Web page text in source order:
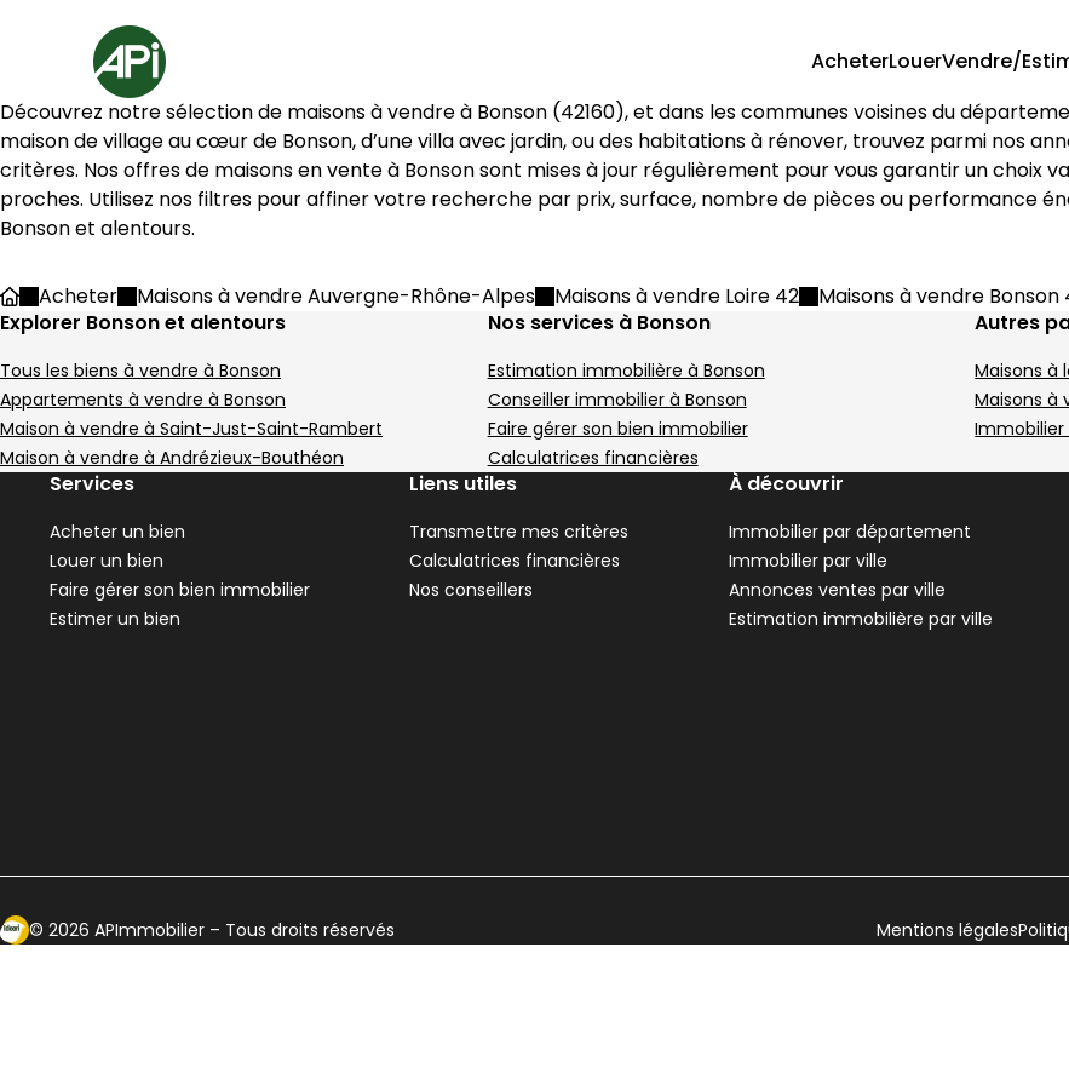
Accueil
AcheterLouerVendre/
3 Maisons à vendre à Bonson (42160)
133 m² 4 pièces Bonson
Aller à l'image1
Aller à l'image2
Aller à l'image3
Aller à l'image4
Aller à l'image5
339 000 €
Bonson - 42160
Maison • 4 pièces • 133 m²
DPE :
A 3 chambres
,
Terrain 504 m²
,
Maison 131 m² 7 pièces Bonson
Aller à l'image1
Aller à l'image2
Aller à l'image3
Aller à l'image4
Aller à l'image5
Maison • 7 pièces • 131 m²
,
5 chambres
,
Terrain 820 m²
,
Maison 221 m² 6
Aller à l'image 1
Aller à l'image 2
Aller à l'image 3
Aller à l'image4
Aller à l'image5
567 000 €
Andrézieux-Bouthéon - 42160
Maison • 6 pièces • 221 m²
, , ,
Découvrez notre sélection de maisons à vendre à Bonson (42160), et dans les communes voisines du
maison de village au cœur de Bonson, d’une villa avec jardin, ou des habitations à rénover, trouvez parmi nos
critères. Nos offres de maisons en vente à Bonson sont mises à jour régulièrement pour vous garantir un choix
Bonson et alentours.
AccueilAcheter Maisons à vendre Auvergne-Rhône-Alpes Maisons à vendre Loire 42
Maisons à vendre Bonson
Explorer Bonson et alentours
Tous les biens à vendre à Bonson
Appartements à vendre à Bonson
Maison à vendre à Saint-Just-Saint-Rambert
Maison à vendre à Andrézieux-Bouthéon
Nos services à Bonson
Estimation immobilière à Bonson
Conseiller immobilier à Bonson
Faire gérer son bien immobilier
Calculatrices financières
Autres
Maisons à
Maisons à
Immobilier
Services
Acheter un bien
Louer un bien
Faire gérer son bien immobilier
Estimer un bien
Liens utiles
Transmettre mes critères
Calculatrices financières
Nos conseillers
À découvrir
Immobilier par département
Immobilier par ville
Annonces ventes par ville
Estimation immobilière par ville
Ecosytème Ideeri
© 2026 APImmobilier – Tous droits réservés Mentions légales